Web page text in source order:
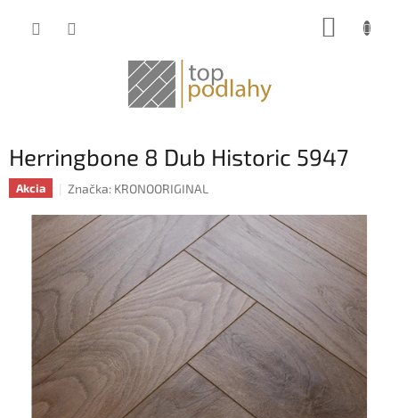
Herringbone 8 Dub Historic 5947
Akcia Značka: KRONOORIGINAL